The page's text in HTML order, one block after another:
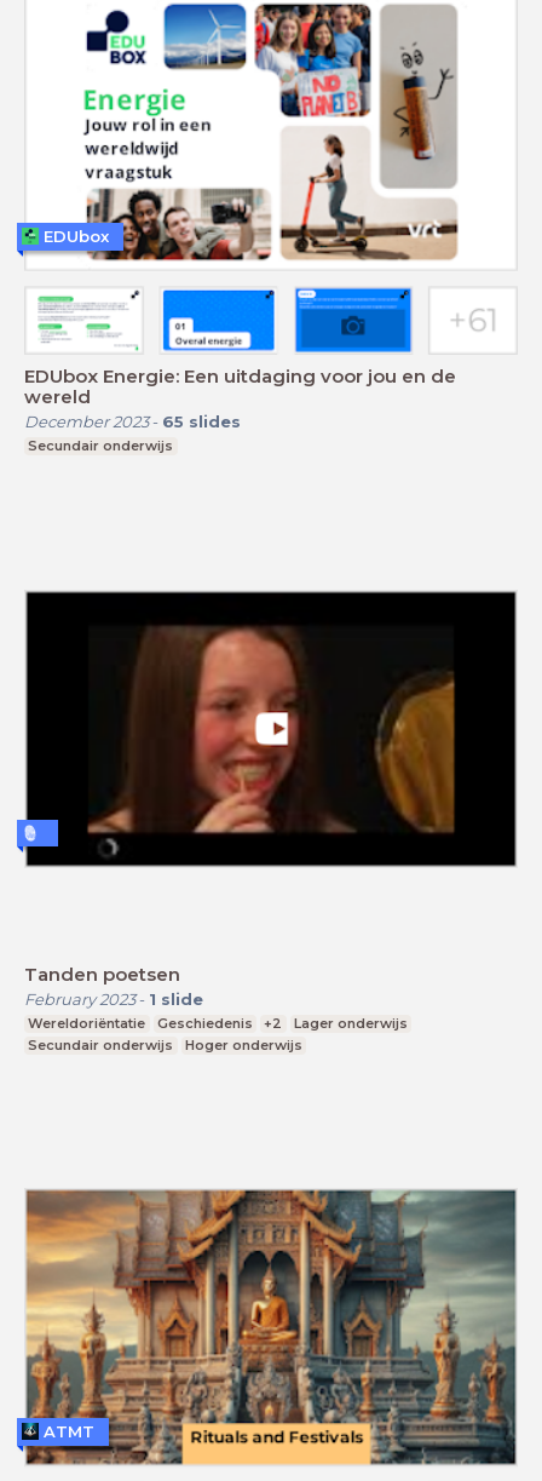
EDUbox Energie: Een uitdaging voor jou en de
wereld
December 2023- 65 slides
Secundair onderwijs
EDUbox
Tanden poetsen
February 2023- 1 slide
Wereldoriëntatie Geschiedenis +2
Lager onderwijs
Secundair onderwijs
Hoger onderwijs
ATMT